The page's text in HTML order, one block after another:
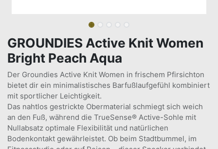
GROUNDIES Active Knit Women
Bright Peach Aqua
Der Groundies Active Knit Women in frischem Pfirsichton
bietet dir ein minimalistisches Barfußlaufgefühl kombiniert
mit sportlicher Leichtigkeit.
Das nahtlos gestrickte Obermaterial schmiegt sich weich
an den Fuß, während die TrueSense® Active-Sohle mit
Nullabsatz optimale Flexibilität und natürlichen
Bodenkontakt gewährleistet. Ob beim Stadtbummel, im